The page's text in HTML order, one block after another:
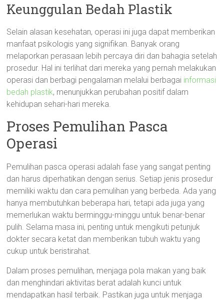
Keunggulan Bedah Plastik
Selain alasan kesehatan, operasi ini juga dapat memberikan
manfaat psikologis yang signifikan. Banyak orang
melaporkan perasaan lebih percaya diri dan bahagia setelah
prosedur. Hal ini terlihat dari mereka yang pernah melakukan
operasi dan berbagi pengalaman melalui berbagai informasi
bedah plastik, menunjukkan perubahan positif dalam
kehidupan sehari-hari mereka.
Proses Pemulihan Pasca
Operasi
Pemulihan pasca operasi adalah fase yang sangat penting
dan harus diperhatikan dengan serius. Setiap jenis prosedur
memiliki waktu dan cara pemulihan yang berbeda. Ada yang
hanya membutuhkan beberapa hari, tetapi ada juga yang
memerlukan waktu berminggu-minggu untuk benar-benar
pulih. Selama masa ini, penting untuk mengikuti petunjuk
dokter secara ketat dan memberikan tubuh waktu yang
cukup untuk beristirahat.
Dalam proses pemulihan, menjaga pola makan yang baik
dan menghindari aktivitas berat adalah kunci untuk
mendapatkan hasil terbaik. Pastikan juga untuk menjaga